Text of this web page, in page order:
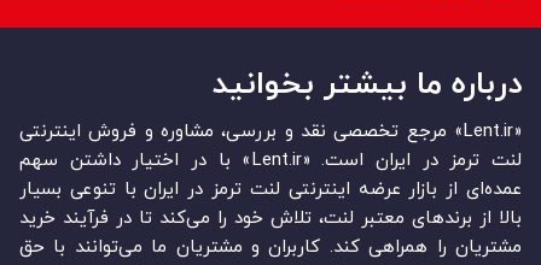
درباره ما بیشتر بخوانید
«Lent.ir» مرجع تخصصی نقد و بررسی، مشاوره و فروش اینترنتی
لنت ترمز در ایران است. «Lent.ir» با در اختیار داشتن سهم
عمده‏‌ای از بازار عرضه اینترنتی لنت ترمز در ایران با تنوعی بسیار
بالا از برندهای معتبر لنت، تلاش خود را می‌‏‏کند تا در فرآیند خرید
مشتریان را همراهی کند. کاربران و مشتریان ما می‏‏‌توانند با حق